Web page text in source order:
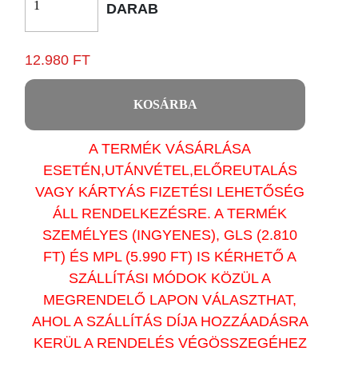
DARAB
12.980 FT
KOSÁRBA
A TERMÉK VÁSÁRLÁSA
ESETÉN,UTÁNVÉTEL,ELŐREUTALÁS
VAGY KÁRTYÁS FIZETÉSI LEHETŐSÉG
ÁLL RENDELKEZÉSRE. A TERMÉK
SZEMÉLYES (INGYENES), GLS (2.810
FT) ÉS MPL (5.990 FT) IS KÉRHETŐ A
SZÁLLÍTÁSI MÓDOK KÖZÜL A
MEGRENDELŐ LAPON VÁLASZTHAT,
AHOL A SZÁLLÍTÁS DÍJA HOZZÁADÁSRA
KERÜL A RENDELÉS VÉGÖSSZEGÉHEZ